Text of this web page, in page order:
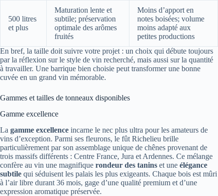
500 litres
et plus
Maturation lente et
subtile; préservation
optimale des arômes
fruités
Moins d’apport en
notes boisées; volume
moins adapté aux
petites productions
En bref, la taille doit suivre votre projet : un choix qui débute toujours
par la réflexion sur le style de vin recherché, mais aussi sur la quantité
à travailler. Une barrique bien choisie peut transformer une bonne
cuvée en un grand vin mémorable.
Gammes et tailles de tonneaux disponibles
Gamme excellence
La gamme excellence incarne le nec plus ultra pour les amateurs de
vins d’exception. Parmi ses fleurons, le fût Richelieu brille
particulièrement par son assemblage unique de chênes provenant de
trois massifs différents : Centre France, Jura et Ardennes. Ce mélange
confère au vin une magnifique rondeur des tanins et une élégance
subtile qui séduisent les palais les plus exigeants. Chaque bois est mûri
à l’air libre durant 36 mois, gage d’une qualité premium et d’une
expression aromatique préservée.